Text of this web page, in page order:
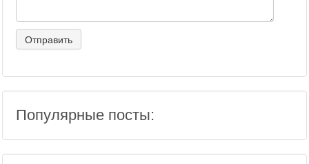
Популярные посты: